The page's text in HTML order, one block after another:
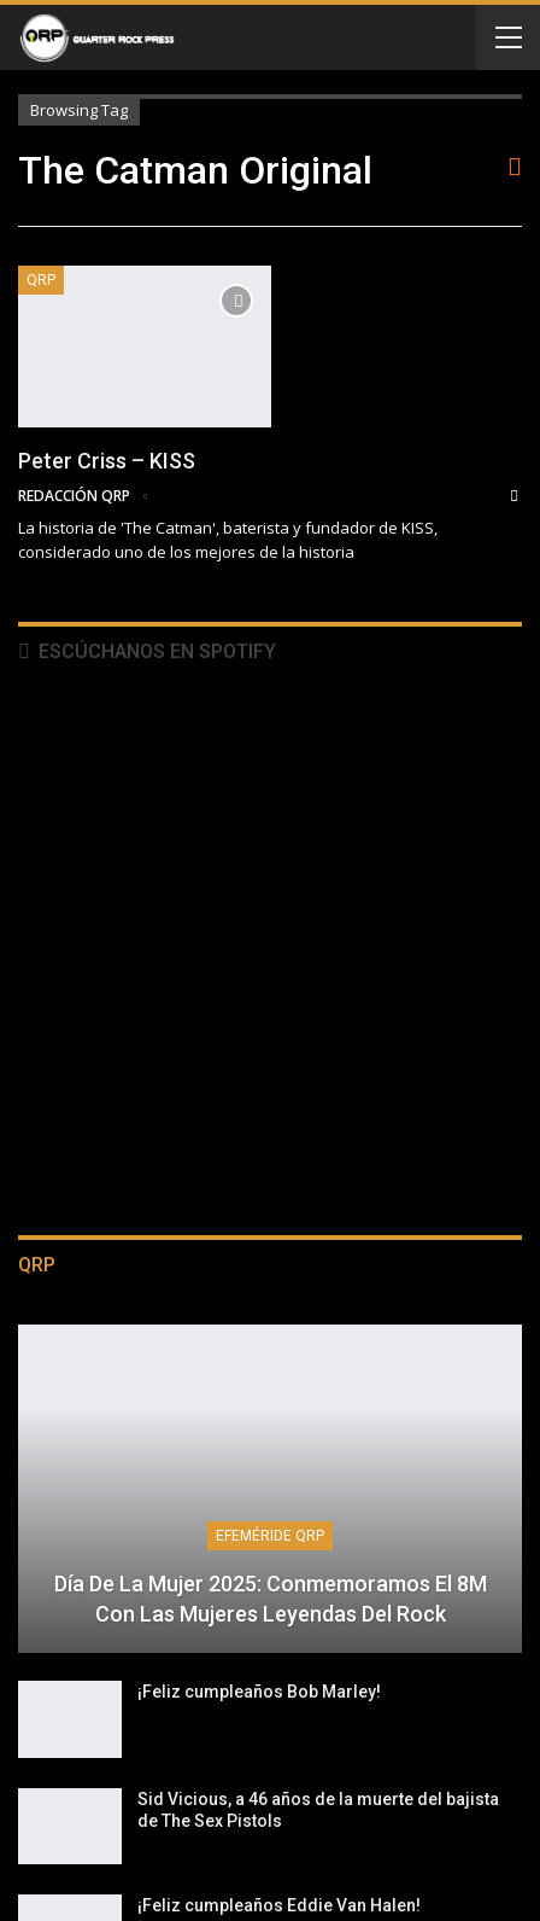
Browsing Tag
The Catman Original
QRP
Peter Criss – KISS
REDACCIÓN QRP
La historia de 'The Catman', baterista y fundador de KISS,
considerado uno de los mejores de la historia
ESCÚCHANOS EN SPOTIFY
QRP
EFEMÉRIDE QRP
Día De La Mujer 2025: Conmemoramos El 8M
Con Las Mujeres Leyendas Del Rock
¡Feliz cumpleaños Bob Marley!
Sid Vicious, a 46 años de la muerte del bajista
de The Sex Pistols
¡Feliz cumpleaños Eddie Van Halen!